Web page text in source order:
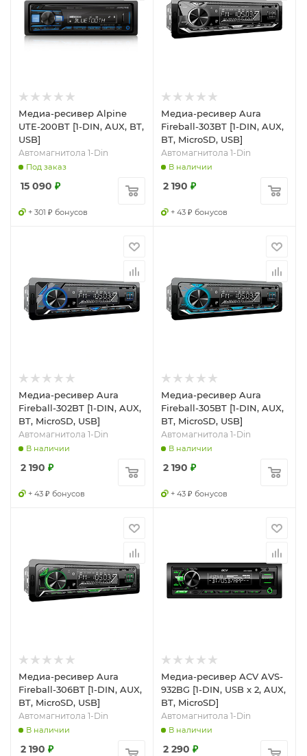
Медиа-ресивер Alpine
UTE-200BT [1-DIN, AUX, BT,
USB]
Автомагнитола 1-Din
Под заказ
15 090 ₽
+ 301 ₽ бонусов
Медиа-ресивер Aura
Fireball-303BT [1-DIN, AUX,
BT, MicroSD, USB]
Автомагнитола 1-Din
В наличии
2 190 ₽
+ 43 ₽ бонусов
Медиа-ресивер Aura
Fireball-302BT [1-DIN, AUX,
BT, MicroSD, USB]
Автомагнитола 1-Din
В наличии
2 190 ₽
+ 43 ₽ бонусов
Медиа-ресивер Aura
Fireball-305BT [1-DIN, AUX,
BT, MicroSD, USB]
Автомагнитола 1-Din
В наличии
2 190 ₽
+ 43 ₽ бонусов
Медиа-ресивер Aura
Fireball-306BT [1-DIN, AUX,
BT, MicroSD, USB]
Автомагнитола 1-Din
В наличии
2 190 ₽
Медиа-ресивер ACV AVS-
932BG [1-DIN, USB x 2, AUX,
BT, MicroSD]
Автомагнитола 1-Din
В наличии
2 290 ₽